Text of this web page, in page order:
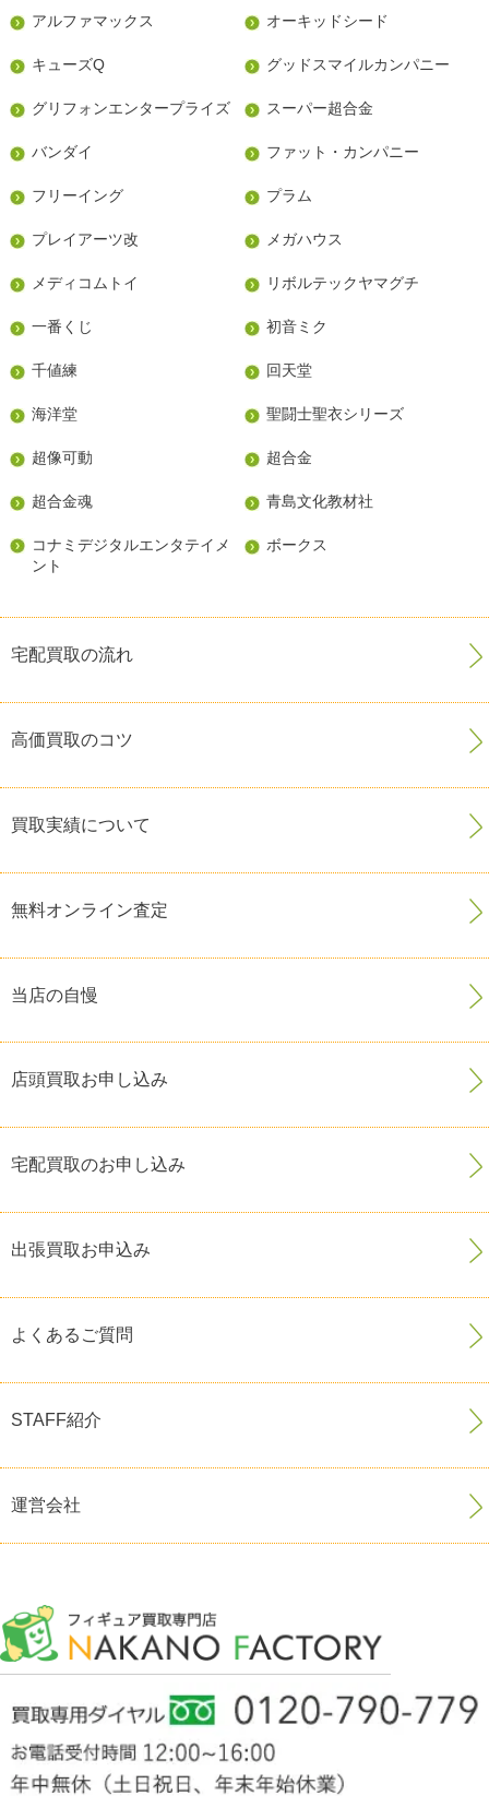
アルファマックス オーキッドシード
キューズQ グッドスマイルカンパニー
グリフォンエンタープライズ スーパー超合金
バンダイ ファット・カンパニー
フリーイング プラム
プレイアーツ改 メガハウス
メディコムトイ リボルテックヤマグチ
一番くじ 初音ミク
千値練 回天堂
海洋堂 聖闘士聖衣シリーズ
超像可動 超合金
超合金魂 青島文化教材社
コナミデジタルエンタテイメ
ント
ボークス
宅配買取の流れ
高価買取のコツ
買取実績について
無料オンライン査定
当店の自慢
店頭買取お申し込み
宅配買取のお申し込み
出張買取お申込み
よくあるご質問
STAFF紹介
運営会社